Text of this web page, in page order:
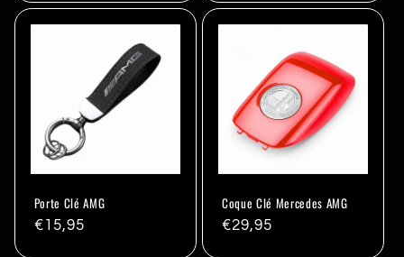
Porte Clé AMG
Prix
€15,95
Coque Clé Mercedes AMG
Prix
€29,95